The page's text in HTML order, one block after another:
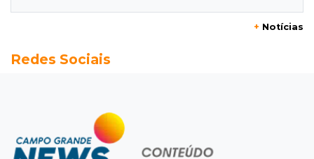
Pantanal treina em Goiânia antes de jogo que
Campeonato Brasileiro
Remo busca empate com Atlético-MG e segue
na zona de rebaixamento
+ Notícias
Redes Sociais